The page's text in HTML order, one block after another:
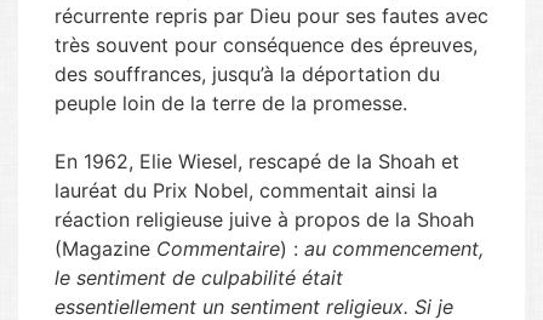
récurrente repris par Dieu pour ses fautes avec
très souvent pour conséquence des épreuves,
des souffrances, jusqu’à la déportation du
peuple loin de la terre de la promesse.
En 1962, Elie Wiesel, rescapé de la Shoah et
lauréat du Prix Nobel, commentait ainsi la
réaction religieuse juive à propos de la Shoah
(Magazine Commentaire) : au commencement,
le sentiment de culpabilité était
essentiellement un sentiment religieux. Si je